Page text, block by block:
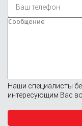
Наши специалисты
интересующим Вас